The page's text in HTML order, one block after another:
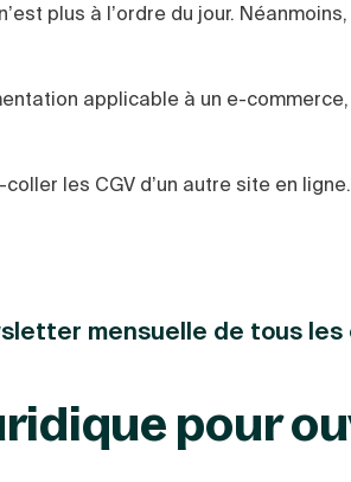
plus à l’ordre du jour.
applicable à un e-
les CGV d’un autre site en ligne.
mensuelle de tous
pour